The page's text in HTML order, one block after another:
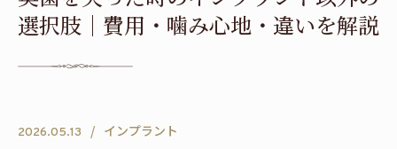
選択肢｜費用・噛み心地・違いを解説
2026.05.13 インプラント